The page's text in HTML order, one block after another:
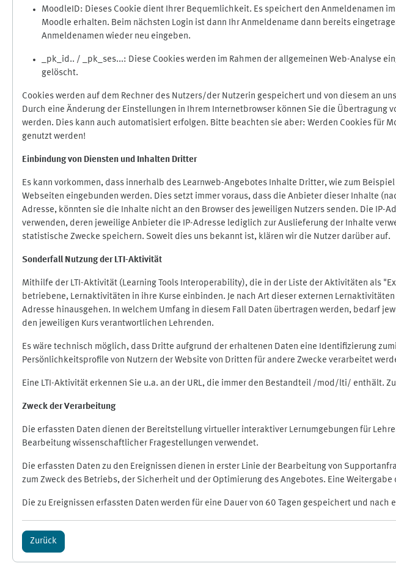
MoodleID: Dieses Cookie dient Ihrer Bequemlichkeit. Es speichert den Anmeldenamen
Moodle erhalten. Beim nächsten Login ist dann Ihr Anmeldename dann bereits
Anmeldenamen wieder neu eingeben.
_pk_id.. / _pk_ses...: Diese Cookies werden im Rahmen der allgemeinen Web-Analyse
gelöscht.
Cookies werden auf dem Rechner des Nutzers/der Nutzerin gespeichert und von diesem an
Durch eine Änderung der Einstellungen in Ihrem Internetbrowser können Sie die
werden. Dies kann auch automatisiert erfolgen. Bitte beachten sie aber: Werden Cookies für
genutzt werden!
Einbindung von Diensten und Inhalten Dritter
Es kann vorkommen, dass innerhalb des Learnweb-Angebotes Inhalte Dritter, wie zum
Webseiten eingebunden werden. Dies setzt immer voraus, dass die Anbieter dieser Inhalte
Adresse, könnten sie die Inhalte nicht an den Browser des jeweiligen Nutzers senden. Die
verwenden, deren jeweilige Anbieter die IP-Adresse lediglich zur Auslieferung der Inhalte
statistische Zwecke speichern. Soweit dies uns bekannt ist, klären wir die Nutzer darüber auf.
Sonderfall Nutzung der LTI-Aktivität
Mithilfe der LTI-Aktivität (Learning Tools Interoperability), die in der Liste der Aktivitäten als
betriebene, Lernaktivitäten in ihre Kurse einbinden. Je nach Art dieser externen
Adresse hinausgehen. In welchem Umfang in diesem Fall Daten übertragen werden, bedarf
den jeweiligen Kurs verantwortlichen Lehrenden.
Es wäre technisch möglich, dass Dritte aufgrund der erhaltenen Daten eine Identifizierung
Persönlichkeitsprofile von Nutzern der Website von Dritten für andere Zwecke verarbeitet
Eine LTI-Aktivität erkennen Sie u.a. an der URL, die immer den Bestandteil /mod/lti/ enthält.
Zweck der Verarbeitung
Die erfassten Daten dienen der Bereitstellung virtueller interaktiver Lernumgebungen für
Bearbeitung wissenschaftlicher Fragestellungen verwendet.
Die erfassten Daten zu den Ereignissen dienen in erster Linie der Bearbeitung von
zum Zweck des Betriebs, der Sicherheit und der Optimierung des Angebotes. Eine
Die zu Ereignissen erfassten Daten werden für eine Dauer von 60 Tagen gespeichert und
Zurück